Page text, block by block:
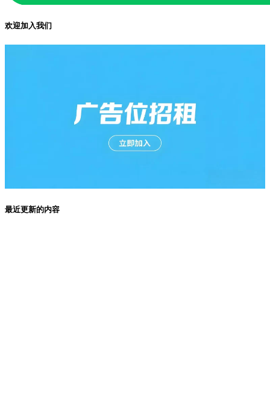
欢迎加入我们
最近更新的内容